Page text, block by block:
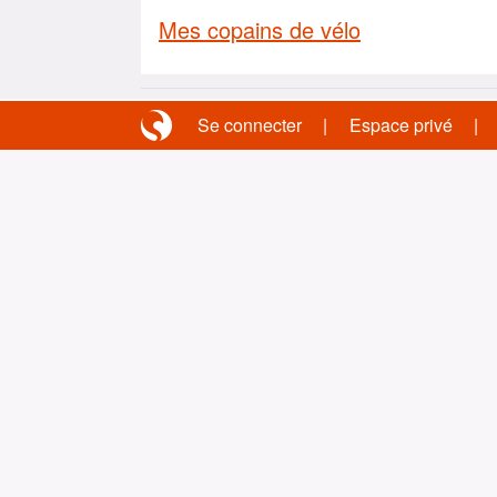
Mes copains de vélo
Se connecter Espace privé